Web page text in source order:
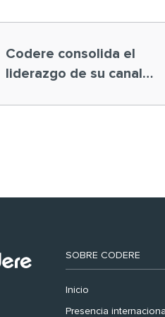
Codere consolida el
liderazgo de su canal
SOBRE CODERE
Inicio
Presencia